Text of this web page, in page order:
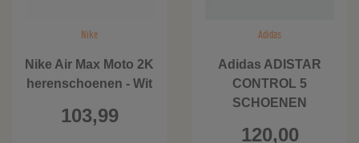
Nike
Nike Air Max Moto 2K
herenschoenen - Wit
103,99
Adidas
Adidas ADISTAR
CONTROL 5
SCHOENEN
120,00